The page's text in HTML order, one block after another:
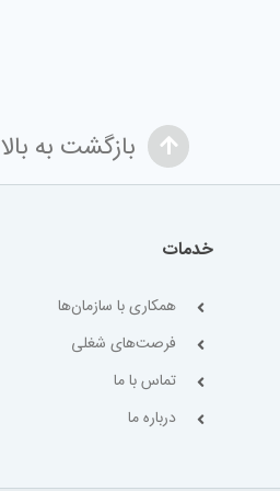
بازگشت به بالا
خدمات
همکاری با سازمان‌ها
فرصت‌های شغلی
تماس با ما
درباره ما